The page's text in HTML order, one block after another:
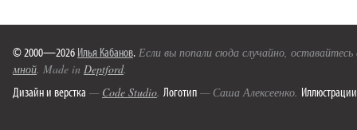
© 2000—2026 Илья Кабанов. Если вы попали сюда случайно,
мной. Made in Deptford.
Дизайн и верстка — Code Studio. Логотип — Саша Алексеенко. Иллюстрации